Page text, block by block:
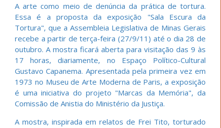
A arte como meio de denúncia da prática de tortura.
Essa é a proposta da exposição "Sala Escura da
Tortura", que a Assembleia Legislativa de Minas Gerais
recebe a partir de terça-feira (27/9/11) até o dia 28 de
outubro. A mostra ficará aberta para visitação das 9 às
17 horas, diariamente, no Espaço Político-Cultural
Gustavo Capanema. Apresentada pela primeira vez em
1973 no Museu de Arte Moderna de Paris, a exposição
é uma iniciativa do projeto "Marcas da Memória", da
Comissão de Anistia do Ministério da Justiça.
A mostra, inspirada em relatos de Frei Tito, torturado